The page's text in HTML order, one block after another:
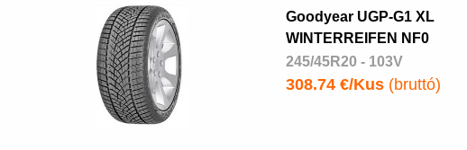
Goodyear UGP-G1 XL
WINTERREIFEN NF0
245/45R20 - 103V
308.74 €/Kus(bruttó)